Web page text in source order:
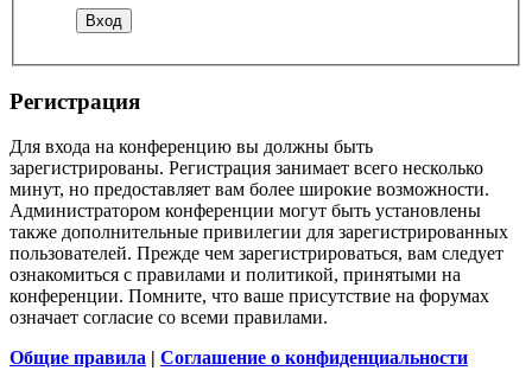
Регистрация
Для входа на конференцию вы должны быть
зарегистрированы. Регистрация занимает всего несколько
минут, но предоставляет вам более широкие возможности.
Администратором конференции могут быть установлены
также дополнительные привилегии для зарегистрированных
пользователей. Прежде чем зарегистрироваться, вам следует
ознакомиться с правилами и политикой, принятыми на
конференции. Помните, что ваше присутствие на форумах
означает согласие со всеми правилами.
Общие правила | Соглашение о конфиденциальности